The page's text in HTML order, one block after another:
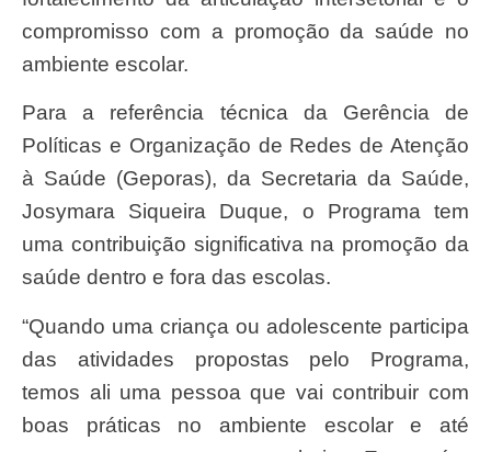
compromisso com a promoção da saúde no
ambiente escolar.
Para a referência técnica da Gerência de
Políticas e Organização de Redes de Atenção
à Saúde (Geporas), da Secretaria da Saúde,
Josymara Siqueira Duque, o Programa tem
uma contribuição significativa na promoção da
saúde dentro e fora das escolas.
“Quando uma criança ou adolescente participa
das atividades propostas pelo Programa,
temos ali uma pessoa que vai contribuir com
boas práticas no ambiente escolar e até